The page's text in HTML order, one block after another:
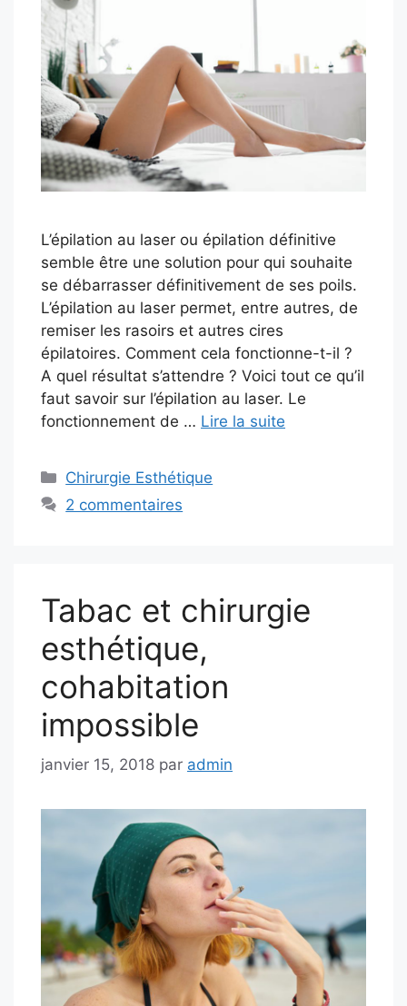
L’épilation au laser ou épilation définitive
semble être une solution pour qui souhaite
se débarrasser définitivement de ses poils.
L’épilation au laser permet, entre autres, de
remiser les rasoirs et autres cires
épilatoires. Comment cela fonctionne-t-il ?
A quel résultat s’attendre ? Voici tout ce qu’il
faut savoir sur l’épilation au laser. Le
fonctionnement de … Lire la suite
Catégories
Chirurgie Esthétique
2 commentaires
Tabac et chirurgie
esthétique,
cohabitation
impossible
janvier 15, 2018 par admin